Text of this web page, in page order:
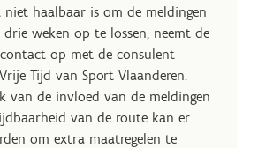
niet haalbaar is om de meldingen
weken op te lossen, neemt de
contact op met de consulent
Tijd van Sport Vlaanderen.
van de invloed van de meldingen
van de route kan er
om extra maatregelen te